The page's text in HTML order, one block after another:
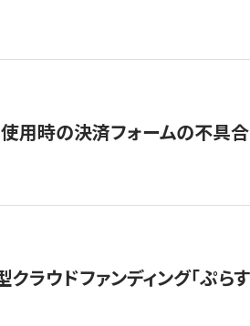
用時の決済フォームの不具
ラウドファンディング「ぷ